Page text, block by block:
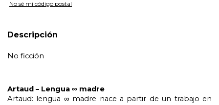
No sé mi código postal
Descripción
No ficción
Artaud – Lengua ∞ madre
Artaud: lengua ∞ madre nace a partir de un trabajo en